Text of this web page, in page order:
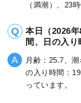
（満潮）、23
本日（2026
間、日の入
月齢：25.7、
の入り時間：
っています。